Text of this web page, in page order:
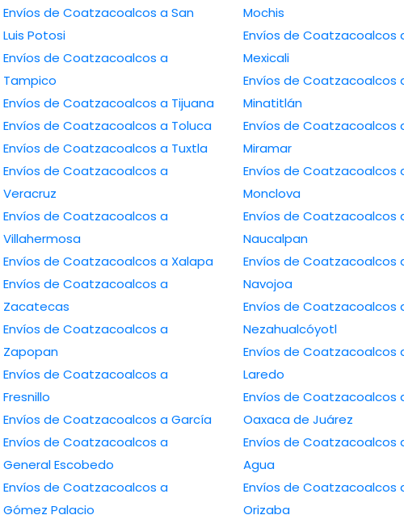
Envíos de Coatzacoalcos a San
Luis Potosi
Envíos de Coatzacoalcos a
Tampico
Envíos de Coatzacoalcos a Tijuana
Envíos de Coatzacoalcos a Toluca
Envíos de Coatzacoalcos a Tuxtla
Envíos de Coatzacoalcos a
Veracruz
Envíos de Coatzacoalcos a
Villahermosa
Envíos de Coatzacoalcos a Xalapa
Envíos de Coatzacoalcos a
Zacatecas
Envíos de Coatzacoalcos a
Zapopan
Envíos de Coatzacoalcos a
Fresnillo
Envíos de Coatzacoalcos a García
Envíos de Coatzacoalcos a
General Escobedo
Envíos de Coatzacoalcos a
Gómez Palacio
Mochis
Envíos de Coatzacoalcos a
Mexicali
Envíos de Coatzacoalcos a
Minatitlán
Envíos de Coatzacoalcos a
Miramar
Envíos de Coatzacoalcos a
Monclova
Envíos de Coatzacoalcos a
Naucalpan
Envíos de Coatzacoalcos a
Navojoa
Envíos de Coatzacoalcos a
Nezahualcóyotl
Envíos de Coatzacoalcos a Nuevo
Laredo
Envíos de Coatzacoalcos a
Oaxaca de Juárez
Envíos de Coatzacoalcos a Ojo de
Agua
Envíos de Coatzacoalcos a
Orizaba